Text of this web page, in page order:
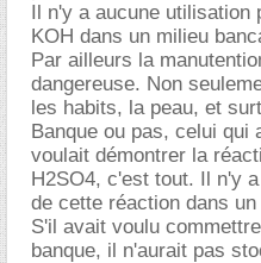
Il n'y a aucune utilisation
KOH dans un milieu
Par ailleurs la
dangereuse. Non
les habits, la peau, et
Banque ou pas, celui
voulait démontrer la
H2SO4, c'est tout. Il n'y
de cette réaction dans
S'il avait voulu
banque, il n'aurait pas